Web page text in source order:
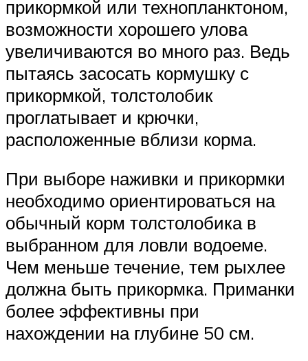
прикормкой или технопланктоном,
возможности хорошего улова
увеличиваются во много раз. Ведь
пытаясь засосать кормушку с
прикормкой, толстолобик
проглатывает и крючки,
расположенные вблизи корма.
При выборе наживки и прикормки
необходимо ориентироваться на
обычный корм толстолобика в
выбранном для ловли водоеме.
Чем меньше течение, тем рыхлее
должна быть прикормка. Приманки
более эффективны при
нахождении на глубине 50 см.